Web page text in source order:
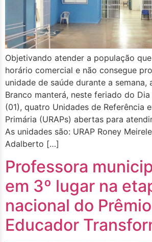
Objetivando atender a população
horário comercial e não consegue
unidade de saúde durante a semana,
Branco manterá, neste feriado do
(01), quatro Unidades de Referência
Primária (URAPs) abertas para
As unidades são: URAP Roney
Adalberto […]
Professora
em 3º lugar na
nacional do Prêmio
Educador